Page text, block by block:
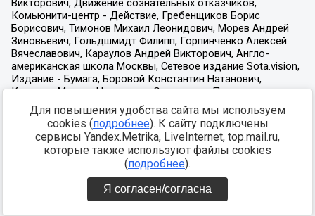
Для повышения удобства сайта мы используем
cookies (подробнее). К сайту подключены
сервисы Yandex.Metrika, LiveInternet, top.mail.ru,
которые также используют файлы cookies
(подробнее).
Я согласен/согласна